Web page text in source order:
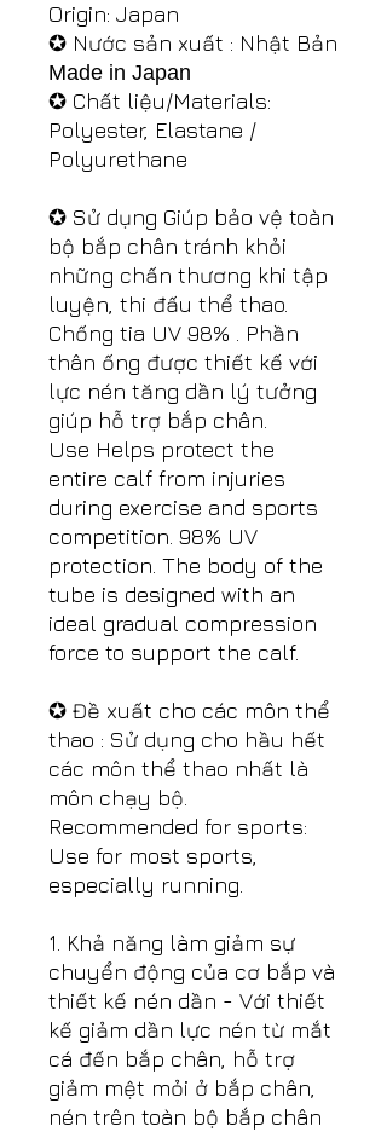
Origin: Japan
✪ Nước sản xuất : Nhật Bản
Made in Japan
✪ Chất liệu/Materials:
Polyester, Elastane /
Polyurethane
✪ Sử dụng Giúp bảo vệ toàn
bộ bắp chân tránh khỏi
những chấn thương khi tập
luyện, thi đấu thể thao.
Chống tia UV 98% . Phần
thân ống được thiết kế với
lực nén tăng dần lý tưởng
giúp hỗ trợ bắp chân.
Use Helps protect the
entire calf from injuries
during exercise and sports
competition. 98% UV
protection. The body of the
tube is designed with an
ideal gradual compression
force to support the calf.
✪ Đề xuất cho các môn thể
thao : Sử dụng cho hầu hết
các môn thể thao nhất là
môn chạy bộ.
Recommended for sports:
Use for most sports,
especially running.
1. Khả năng làm giảm sự
chuyển động của cơ bắp và
thiết kế nén dần - Với thiết
kế giảm dần lực nén từ mắt
cá đến bắp chân, hỗ trợ
giảm mệt mỏi ở bắp chân,
nén trên toàn bộ bắp chân